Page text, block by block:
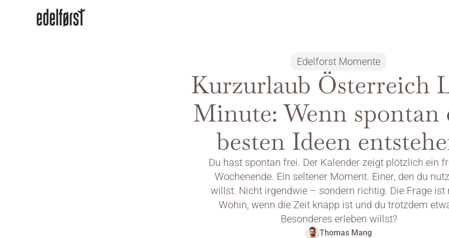
Edelforst Momente
Kurzurlaub Österreich
Minute: Wenn spontan
besten Ideen
Du hast spontan frei. Der Kalender zeigt plötzlich ein
Wochenende. Ein seltener Moment. Einer, den du
willst. Nicht irgendwie – sondern richtig. Die Frage ist
Wohin, wenn die Zeit knapp ist und du trotzdem
Besonderes erleben willst?
Thomas Mang